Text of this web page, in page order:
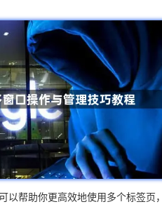
帮助你更高效地使用多个标签页